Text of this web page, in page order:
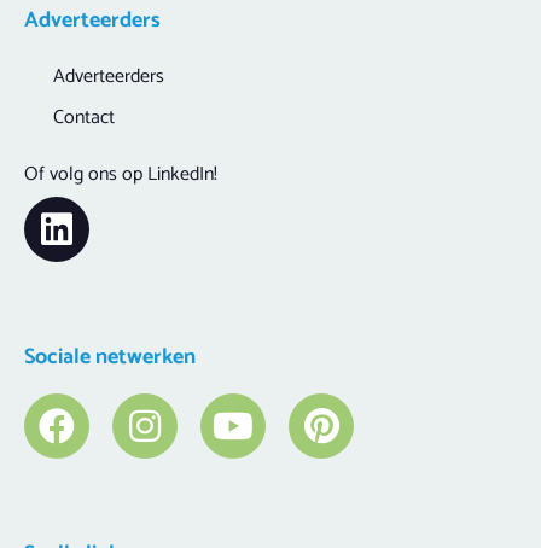
Sociale netwerken
Adverteerders
Adverteerders
Contact
Of volg ons op LinkedIn!